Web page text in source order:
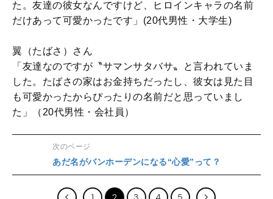
た。友達の彼女なんですけど、ヒロインキャラの名前
だけあって可愛かったです」(20代男性・大学生)
翼（たばさ）さん
「友達なのですが〝サマンサタバサ〟と言われていま
した。たばさの家はお金持ちだったし、彼女は見た目
も可愛かったからぴったりの名前だと思っていまし
た」（20代男性・会社員）
次のページ
あだ名がバンホーデンになる“心愛”って？